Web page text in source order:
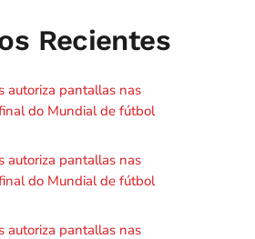
Recientes
autoriza pantallas nas
do Mundial de fútbol
autoriza pantallas nas
do Mundial de fútbol
autoriza pantallas nas